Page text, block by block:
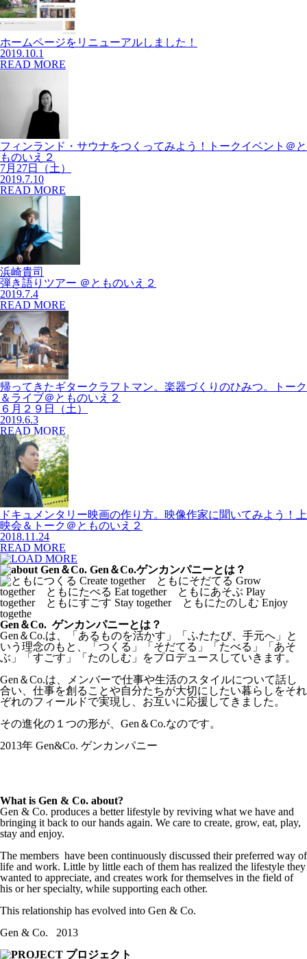
ホームページをリニューアルしました！
2019.10.1
READ MORE
フィンランド・サウナをつくってみよう！トークイベント＠と
ものいえ２
7月27日（土）
2019.7.10
READ MORE
浜崎貴司
弾き語りツアー ＠とものいえ２
2019.7.4
READ MORE
帰ってきたギタークラフトマン。楽器づくりのひみつ。トーク
＆ライブ＠とものいえ２
６月２９日（土）
2019.6.3
READ MORE
ドキュメンタリー映画の作り方。映像作家に聞いてみよう！上
映会＆トーク＠とものいえ２
2018.11.24
READ MORE
Gen＆Co. ゲンカンパニーとは？
Gen＆Co.は、「あるものを活かす」「ふたたび、手元へ」と
いう理念のもと、「つくる」「そだてる」「たべる」「あそ
ぶ」「すごす」「たのしむ」をプロデュースしていきます。
Gen＆Co.は、メンバーで仕事や生活のスタイルについて話し
合い、仕事を創ることや自分たちが大切にしたい暮らしをそれ
ぞれのフィールドで実現し、お互いに応援してきました。
その進化の１つの形が、Gen＆Co.なのです。
2013年 Gen&Co. ゲンカンパニー
What is Gen & Co. about?
Gen & Co. produces a better lifestyle by reviving what we have and
bringing it back to our hands again. We care to create, grow, eat, play,
stay and enjoy.
The members have been continuously discussed their preferred way of
life and work. Little by little each of them has realized the lifestyle they
wanted to appreciate, and creates work for themselves in the field of
his or her specialty, while supporting each other.
This relationship has evolved into Gen & Co.
Gen & Co. 2013